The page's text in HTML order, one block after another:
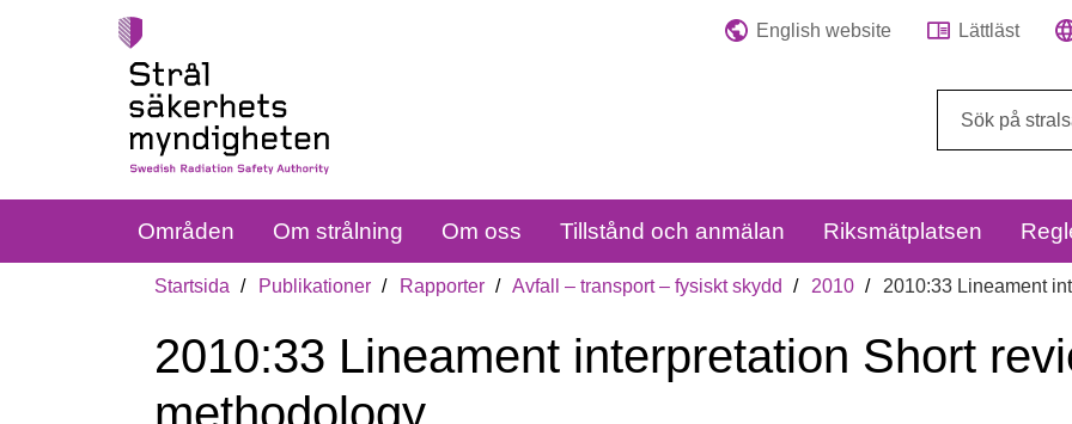
English website Lättläst
Områden Om strålning Om oss Tillstånd och anmälan Riksmätplatsen
Startsida Publikationer Rapporter Avfall – transport – fysiskt skydd 2010 2010:33 Lineament
2010:33 Lineament interpretation Short
methodology